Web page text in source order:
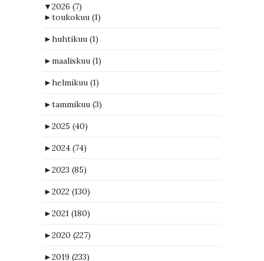
▼2026 (7)
►toukokuu (1)
►huhtikuu (1)
►maaliskuu (1)
►helmikuu (1)
►tammikuu (3)
►2025 (40)
►2024 (74)
►2023 (85)
►2022 (130)
►2021 (180)
►2020 (227)
►2019 (233)